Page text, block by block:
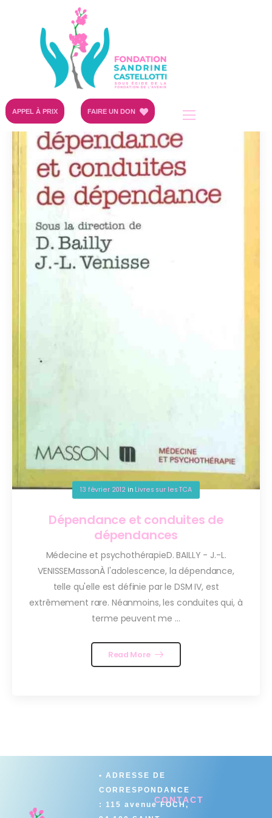
APPEL À PRIX FAIRE UN DON
13 février 2012in Livres sur les TCA
Dépendance et conduites de
dépendances
Médecine et psychothérapieD. BAILLY - J.-L.
VENISSEMassonÀ l'adolescence, la dépendance,
telle qu'elle est définie par le DSM IV, est
extrêmement rare. Néanmoins, les conduites qui, à
terme peuvent me ...
Read More
• ADRESSE DE
CORRESPONDANCE
: 115 avenue FOCH,
CONTACT